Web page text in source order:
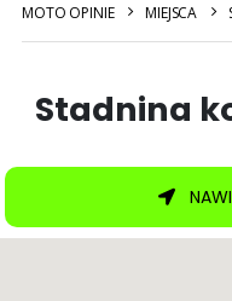
MOTO OPINIE MIEJSCA
Stadnina